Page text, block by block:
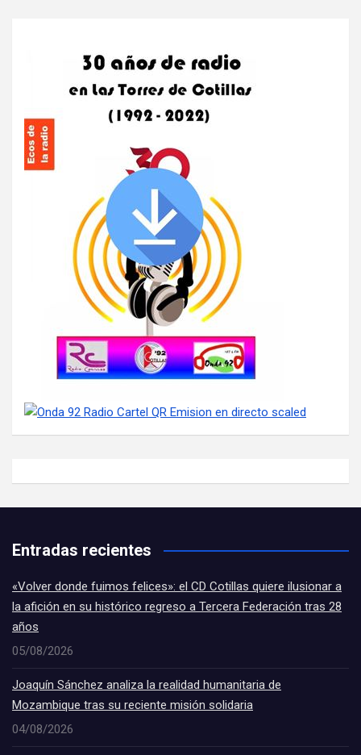
Entradas recientes
«Volver donde fuimos felices»: el CD Cotillas quiere ilusionar a
la afición en su histórico regreso a Tercera Federación tras 28
años
05/08/2026
Joaquín Sánchez analiza la realidad humanitaria de
Mozambique tras su reciente misión solidaria
04/08/2026